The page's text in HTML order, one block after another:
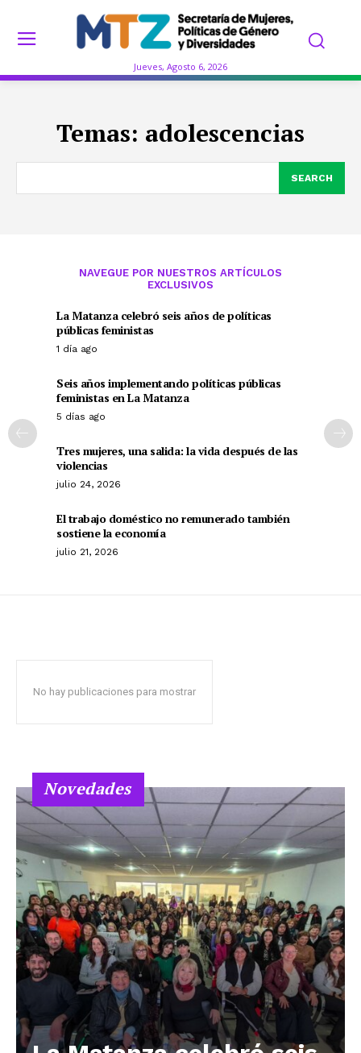
Jueves, Agosto 6, 2026
Temas: adolescencias
SEARCH
NAVEGUE POR NUESTROS ARTÍCULOS
EXCLUSIVOS
La Matanza celebró seis años de políticas
públicas feministas
1 día ago
Seis años implementando políticas públicas
feministas en La Matanza
5 días ago
Tres mujeres, una salida: la vida después de las
violencias
julio 24, 2026
El trabajo doméstico no remunerado también
sostiene la economía
julio 21, 2026
No hay publicaciones para mostrar
Novedades